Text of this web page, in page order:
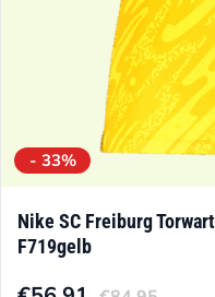
- 33%
Nike SC Freiburg
F719gelb